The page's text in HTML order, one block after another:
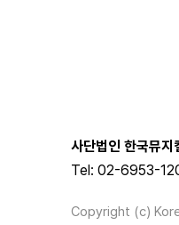
사단법인 한국뮤
Tel: 02-6953-
Copyright (c)